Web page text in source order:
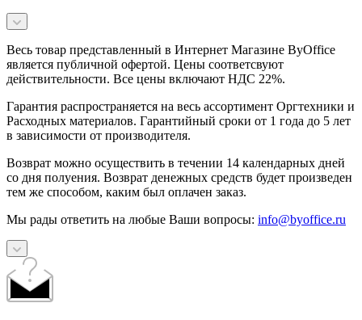
Весь товар представленный в Интернет Магазине ByOffice
является публичной офертой. Цены соответсвуют
действительности. Все цены включают НДС 22%.
Гарантия распространяется на весь ассортимент Оргтехники и
Расходных материалов. Гарантийный сроки от 1 года до 5 лет
в зависимости от производителя.
Возврат можно осуществить в течении 14 календарных дней
со дня полуения. Возврат денежных средств будет произведен
тем же способом, каким был оплачен заказ.
Мы рады ответить на любые Ваши вопросы: info@byoffice.ru